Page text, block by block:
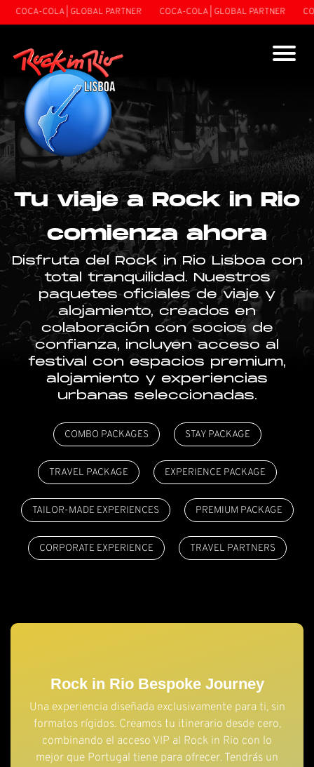
COLA | GLOBAL PARTNER COCA-COLA | GLOBAL PARTNER COCA-
Tu viaje a Rock in Rio
comienza ahora
Disfruta del Rock in Rio Lisboa con
total tranquilidad. Nuestros
paquetes oficiales de viaje y
alojamiento, creados en
colaboración con socios de
confianza, incluyen acceso al
festival con espacios premium,
alojamiento y experiencias
urbanas seleccionadas.
COMBO PACKAGES STAY PACKAGE
TRAVEL PACKAGE EXPERIENCE PACKAGE
TAILOR-MADE EXPERIENCES PREMIUM PACKAGE
CORPORATE EXPERIENCE TRAVEL PARTNERS
Rock in Rio Bespoke Journey
Una experiencia diseñada exclusivamente para ti, sin
formatos rígidos. Creamos tu itinerario desde cero,
combinando el acceso VIP al Rock in Rio con lo
mejor que Portugal tiene para ofrecer. Tendrás un